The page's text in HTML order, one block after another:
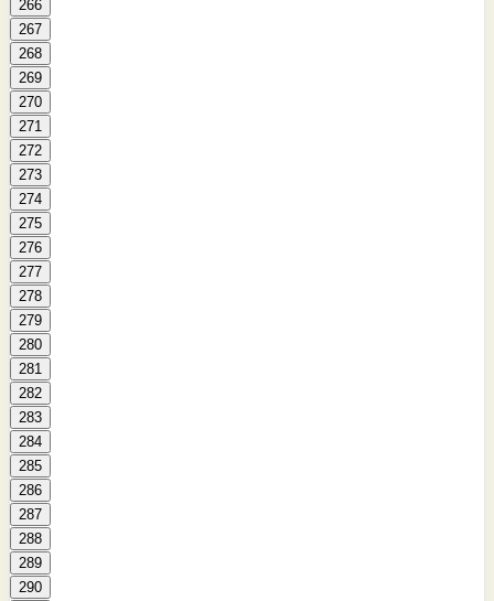
266
267
268
269
270
271
272
273
274
275
276
277
278
279
280
281
282
283
284
285
286
287
288
289
290